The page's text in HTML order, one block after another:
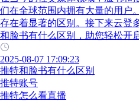
们在全球范围内拥有大量的用户
存在着显著的区别。接下来云登
和脸书有什么区别，助您轻松开
2025-08-07 17:09:23
推特和脸书有什么区别
推特账号
推特怎么看直播